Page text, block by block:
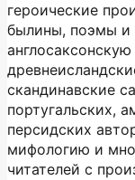
героические
былины, поэмы и
скандинавские
португальских,
персидских
мифологию и
читателей с